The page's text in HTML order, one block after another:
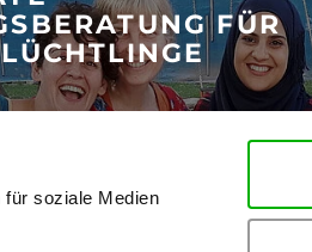
für soziale Medien
FÜR